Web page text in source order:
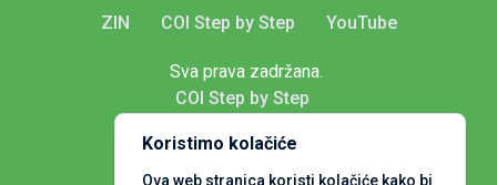
Koristimo kolačiće
Ova web stranica koristi kolačiće kako bi
ZIN COI Step by Step YouTube
Sva prava zadržana.
COI Step by Step